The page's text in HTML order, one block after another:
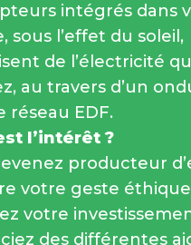
intégrés dans
sous l’effet du soleil,
de l’électricité
au travers d’un
réseau EDF.
l’intérêt ?
producteur
votre geste
votre
des différentes